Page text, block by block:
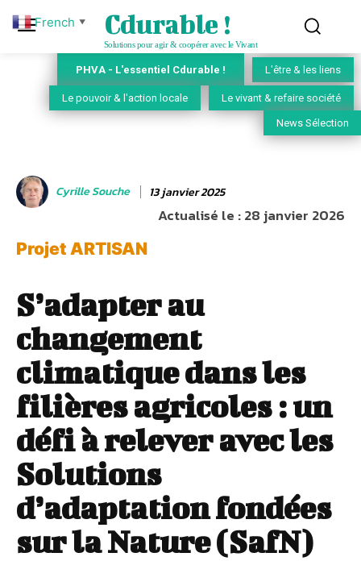
Cdurable !
Solutions pour agir & coopérer avec le Vivant
PHVA - L'essentiel Cdurable ! L'être & les liens
Le pouvoir & l'action locale Le vivant & refaire société
News Sélection
Cyrille Souche 13 janvier 2025
Actualisé le :28 janvier 2026
Projet ARTISAN
S’adapter au
changement
climatique dans les
filières agricoles : un
défi à relever avec les
Solutions
d’adaptation fondées
sur la Nature (SafN)
French ▼